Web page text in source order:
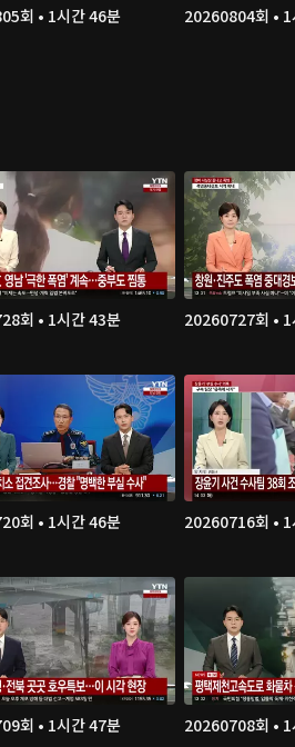
회 • 1시간 46분 20260804회 •
회 • 1시간 43분 20260727회 •
회 • 1시간 46분 20260716회 •
회 • 1시간 47분 20260708회 •